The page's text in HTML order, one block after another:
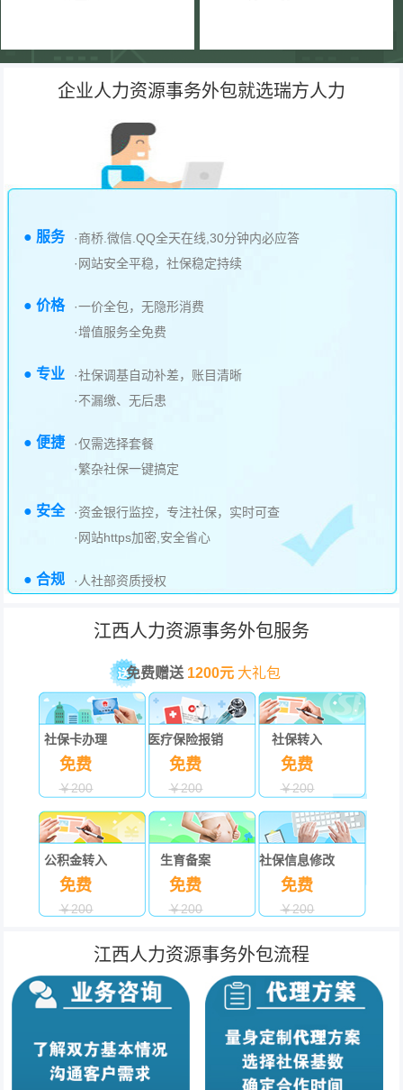
企业人力资源事务外包就选瑞方人力
● 服务
·商桥.微信.QQ全天在线,30分钟内必应答
·网站安全平稳，社保稳定持续
● 价格
·一价全包，无隐形消费
·增值服务全免费
● 专业
·社保调基自动补差，账目清晰
·不漏缴、无后患
● 便捷
·仅需选择套餐
·繁杂社保一键搞定
● 安全
·资金银行监控，专注社保，实时可查
·网站https加密,安全省心
● 合规 ·人社部资质授权
江西人力资源事务外包服务
免费赠送 1200元 大礼包
社保卡办理
免费
￥200
医疗保险报销
免费
￥200
社保转入
免费
￥200
公积金转入
免费
￥200
生育备案
免费
￥200
社保信息修改
免费
￥200
江西人力资源事务外包流程